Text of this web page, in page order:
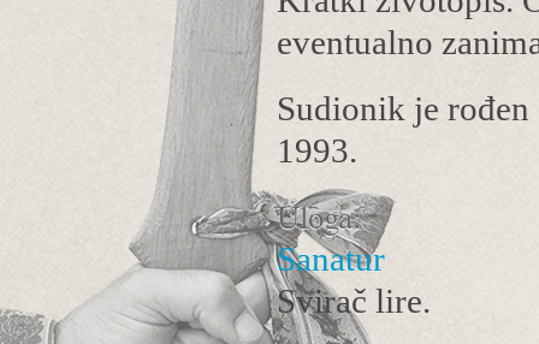
eventualno
Sudionik je
1993.
Uloga:
Sanatur
Svirač lire.